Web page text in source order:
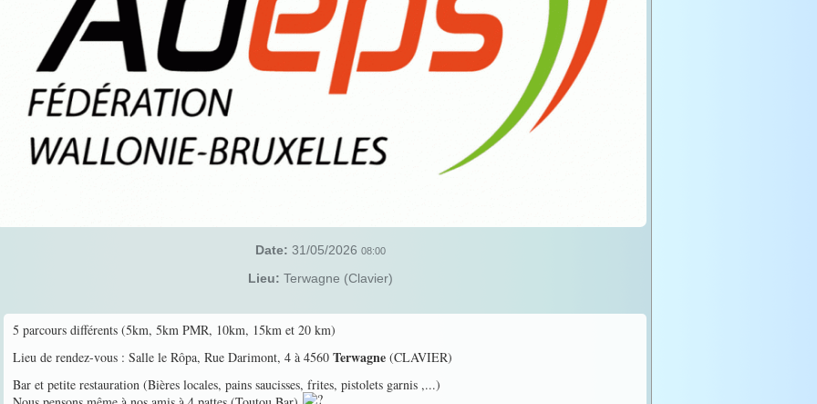
Date: 31/05/2026 08:00
Lieu: Terwagne (Clavier)
5 parcours différents (5km, 5km PMR, 10km, 15km et 20 km)
Lieu de rendez-vous : Salle le Rôpa, Rue Darimont, 4 à 4560Terwagne (CLAVIER)
Bar et petite restauration (Bières locales, pains saucisses, frites, pistolets garnis ,...)